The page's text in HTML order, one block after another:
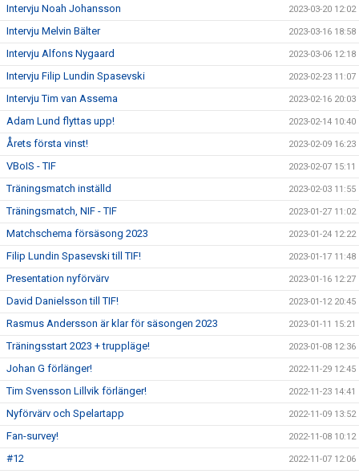
Intervju Noah Johansson 2023-03-20 12:02
Intervju Melvin Bälter 2023-03-16 18:58
Intervju Alfons Nygaard 2023-03-06 12:18
Intervju Filip Lundin Spasevski 2023-02-23 11:07
Intervju Tim van Assema 2023-02-16 20:03
Adam Lund flyttas upp! 2023-02-14 10:40
Årets första vinst! 2023-02-09 16:23
VBoIS - TIF 2023-02-07 15:11
Träningsmatch inställd 2023-02-03 11:55
Träningsmatch, NIF - TIF 2023-01-27 11:02
Matchschema försäsong 2023 2023-01-24 12:22
Filip Lundin Spasevski till TIF! 2023-01-17 11:48
Presentation nyförvärv 2023-01-16 12:27
David Danielsson till TIF! 2023-01-12 20:45
Rasmus Andersson är klar för säsongen 2023 2023-01-11 15:21
Träningsstart 2023 + truppläge! 2023-01-08 12:36
Johan G förlänger! 2022-11-29 12:45
Tim Svensson Lillvik förlänger! 2022-11-23 14:41
Nyförvärv och Spelartapp 2022-11-09 13:52
Fan-survey! 2022-11-08 10:12
#12 2022-11-07 12:06